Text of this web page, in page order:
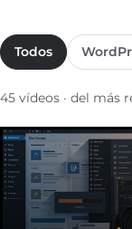
Todos
45 vídeos · del más